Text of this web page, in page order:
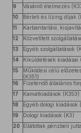
9
Vásárolt élelmezés
10
Bérleti és lízing díjak
11
Karbantartási,
12
Közvetített
13
Egyéb szolgáltatások
14
Kiküldetések kiadásai
15
Működési célú
(K351)
16 Fizetendő általános
17
Kamatkiadások (K353)
18
Egyéb dologi kiadások
19
Dologi kiadások (K3)
20
Ellátottak pénzbeli